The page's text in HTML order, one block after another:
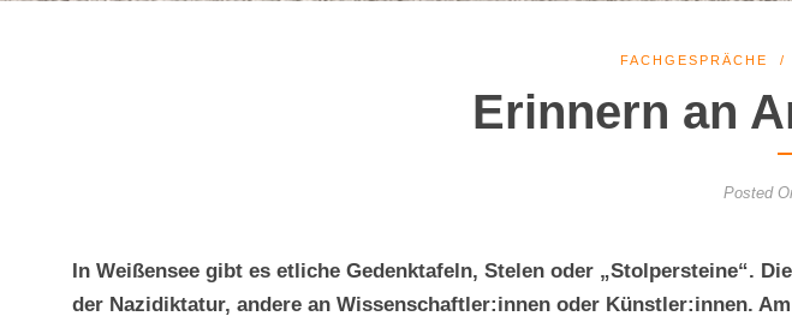
FACHGESPRÄCHE /
Erinnern an
Posted
In Weißensee gibt es etliche Gedenktafeln, Stelen oder „Stolpersteine“.
der Nazidiktatur, andere an Wissenschaftler:innen oder Künstler:innen.